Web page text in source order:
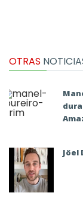
OTRAS
Jöel